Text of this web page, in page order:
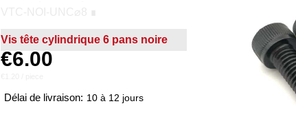
Vis tête cylindrique 6 pans noire
€6.00
Délai de livraison: 10 à 12 jours